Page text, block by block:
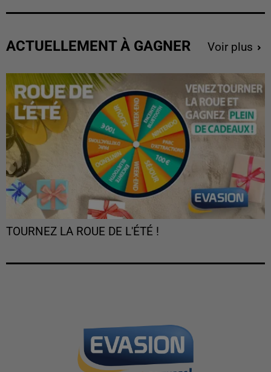
ACTUELLEMENT À GAGNER Voir plus
TOURNEZ LA ROUE DE L'ÉTÉ !